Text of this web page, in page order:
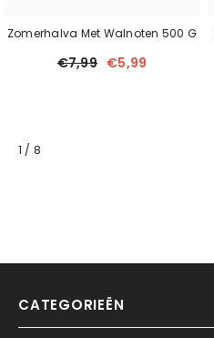
Zomerhalva Met Walnoten 500 G
€7,99 €5,99
1 / van
8
CATEGORIEËN